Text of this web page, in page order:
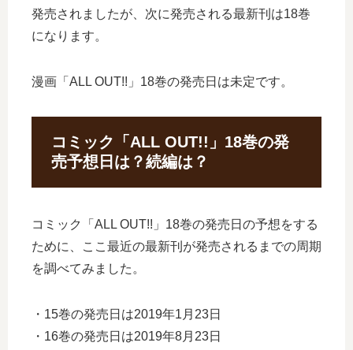
発売されましたが、次に発売される最新刊は18巻
になります。
漫画「ALL OUT!!」18巻の発売日は未定です。
コミック「ALL OUT!!」18巻の発
売予想日は？続編は？
コミック「ALL OUT!!」18巻の発売日の予想をする
ために、ここ最近の最新刊が発売されるまでの周期
を調べてみました。
・15巻の発売日は2019年1月23日
・16巻の発売日は2019年8月23日